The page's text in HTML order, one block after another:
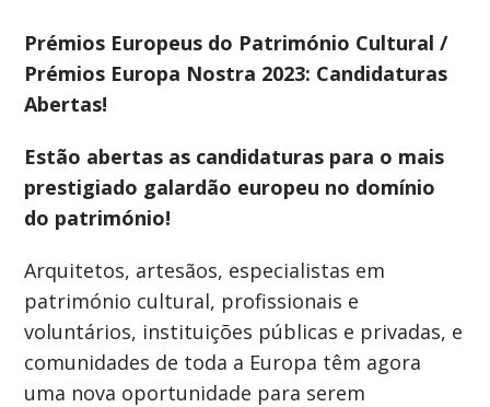
Prémios Europeus do Património Cultural /
Prémios Europa Nostra 2023: Candidaturas
Abertas!
Estão abertas as candidaturas para o mais
prestigiado galardão europeu no domínio
do património!
Arquitetos, artesãos, especialistas em
património cultural, profissionais e
voluntários, instituições públicas e privadas, e
comunidades de toda a Europa têm agora
uma nova oportunidade para serem